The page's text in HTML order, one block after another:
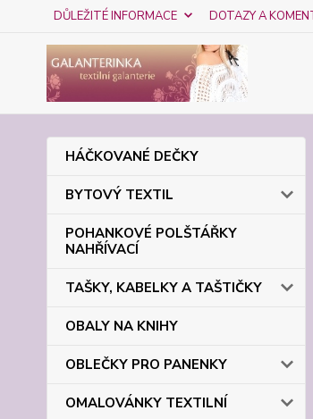
DŮLEŽITÉ INFORMACE DOTAZY A
HÁČKOVANÉ DEČKY
BYTOVÝ TEXTIL
POHANKOVÉ POLŠTÁŘKY
NAHŘÍVACÍ
TAŠKY, KABELKY A TAŠTIČKY
OBALY NA KNIHY
OBLEČKY PRO PANENKY
OMALOVÁNKY TEXTILNÍ